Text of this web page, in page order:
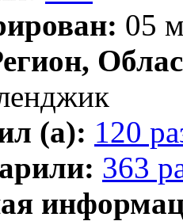
05
(а): 120
363